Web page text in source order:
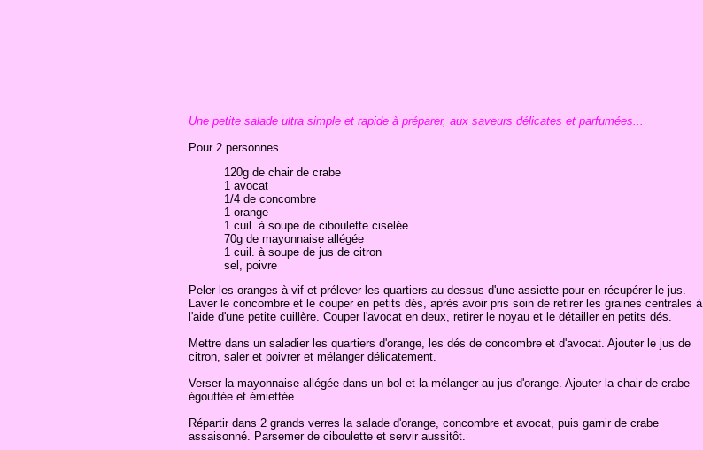
Une petite salade ultra simple et rapide à préparer, aux saveurs délicates et parfumées...
Pour 2 personnes
120g de chair de crabe
1 avocat
1/4 de concombre
1 orange
1 cuil. à soupe de ciboulette ciselée
70g de mayonnaise allégée
1 cuil. à soupe de jus de citron
sel, poivre
Peler les oranges à vif et prélever les quartiers au dessus d'une assiette pour en récupérer le jus.
Laver le concombre et le couper en petits dés, après avoir pris soin de retirer les graines centrales à
l'aide d'une petite cuillère. Couper l'avocat en deux, retirer le noyau et le détailler en petits dés.
Mettre dans un saladier les quartiers d'orange, les dés de concombre et d'avocat. Ajouter le jus de
citron, saler et poivrer et mélanger délicatement.
Verser la mayonnaise allégée dans un bol et la mélanger au jus d'orange. Ajouter la chair de crabe
égouttée et émiettée.
Répartir dans 2 grands verres la salade d'orange, concombre et avocat, puis garnir de crabe
assaisonné. Parsemer de ciboulette et servir aussitôt.